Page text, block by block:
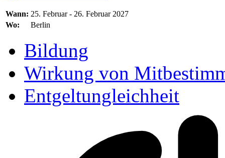
Wann: 25. Februar - 26. Februar 2027
Wo:
Berlin
Bildung
Wirkung von
Entgeltungleichheit